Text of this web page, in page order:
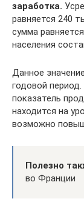
заработка.
равняется 240
сумма
населения
Данное
годовой
показатель
находится на
возможно
Полезно
во Франции